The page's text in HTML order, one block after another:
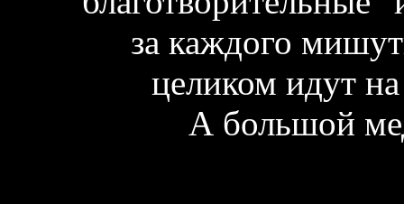
за каждого
целиком идут на
А большой